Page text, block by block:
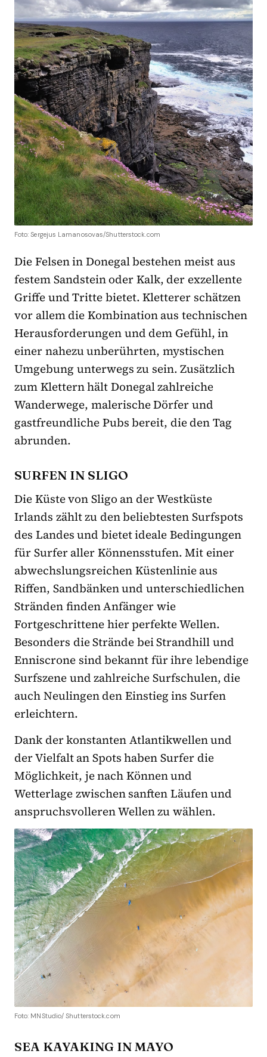
Foto: Sergejus Lamanosovas/Shutterstock.com
Die Felsen in Donegal bestehen meist aus
festem Sandstein oder Kalk, der exzellente
Griffe und Tritte bietet. Kletterer schätzen
vor allem die Kombination aus technischen
Herausforderungen und dem Gefühl, in
einer nahezu unberührten, mystischen
Umgebung unterwegs zu sein. Zusätzlich
zum Klettern hält Donegal zahlreiche
Wanderwege, malerische Dörfer und
gastfreundliche Pubs bereit, die den Tag
abrunden.
SURFEN IN SLIGO
Die Küste von Sligo an der Westküste
Irlands zählt zu den beliebtesten Surfspots
des Landes und bietet ideale Bedingungen
für Surfer aller Könnensstufen. Mit einer
abwechslungsreichen Küstenlinie aus
Riffen, Sandbänken und unterschiedlichen
Stränden finden Anfänger wie
Fortgeschrittene hier perfekte Wellen.
Besonders die Strände bei Strandhill und
Enniscrone sind bekannt für ihre lebendige
Surfszene und zahlreiche Surfschulen, die
auch Neulingen den Einstieg ins Surfen
erleichtern.
Dank der konstanten Atlantikwellen und
der Vielfalt an Spots haben Surfer die
Möglichkeit, je nach Können und
Wetterlage zwischen sanften Läufen und
anspruchsvolleren Wellen zu wählen.
Foto: MNStudio/ Shutterstock.com
SEA KAYAKING IN MAYO